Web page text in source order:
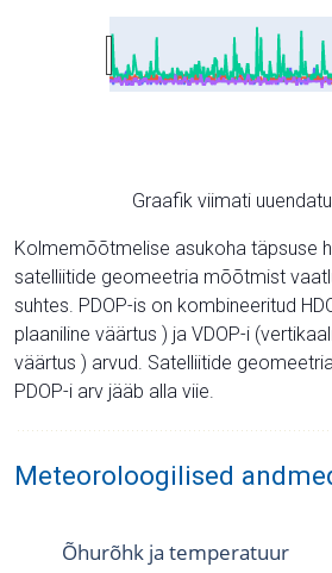
Graafik viimati
Kolmemõõtmelise asukoha täpsuse
satelliitide geomeetria mõõtmist
suhtes. PDOP-is on kombineeritud
plaaniline väärtus ) ja VDOP-i
väärtus ) arvud. Satelliitide
PDOP-i arv jääb alla viie.
Meteoroloogilised
Õhurõhk ja temperatuur